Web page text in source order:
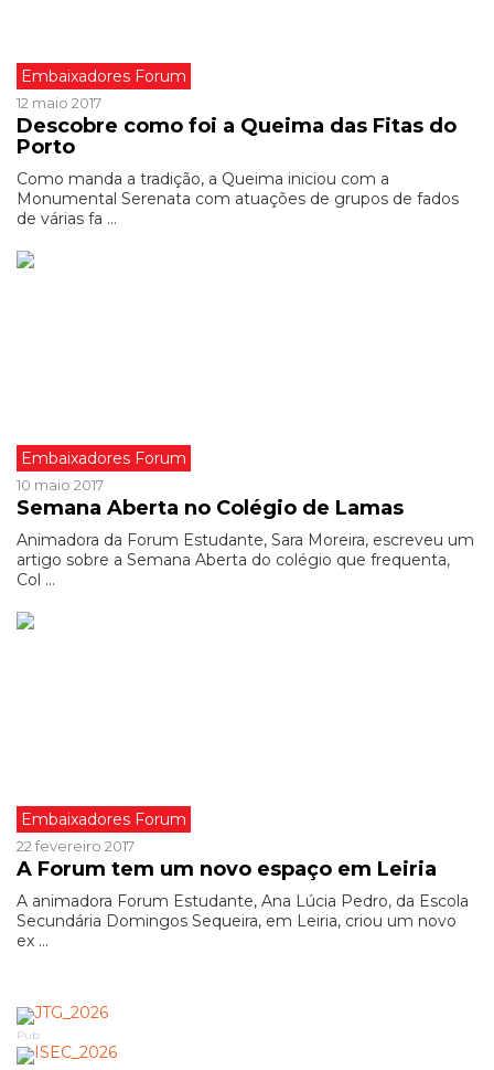
Embaixadores Forum
12 maio 2017
Descobre como foi a Queima das Fitas do
Porto
Como manda a tradição, a Queima iniciou com a
Monumental Serenata com atuações de grupos de fados
de várias fa ...
Embaixadores Forum
10 maio 2017
Semana Aberta no Colégio de Lamas
Animadora da Forum Estudante, Sara Moreira, escreveu um
artigo sobre a Semana Aberta do colégio que frequenta,
Col ...
Embaixadores Forum
22 fevereiro 2017
A Forum tem um novo espaço em Leiria
A animadora Forum Estudante, Ana Lúcia Pedro, da Escola
Secundária Domingos Sequeira, em Leiria, criou um novo
ex ...
Pub